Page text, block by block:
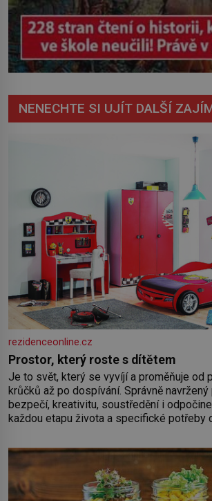
NENECHTE SI UJÍT DALŠÍ
rezidenceonline.cz
Prostor, který roste s dítětem
Je to svět, který se vyvíjí a proměňuje od
krůčků až po dospívání. Správně
bezpečí, kreativitu, soustředění i
každou etapu života a specifické potřeby
by pokoj miminka měl působit především
Předškolní věk je